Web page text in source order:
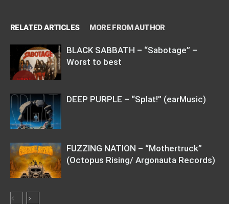
RELATED ARTICLES MORE FROM AUTHOR
BLACK SABBATH – “Sabotage” –
Worst to best
DEEP PURPLE – “Splat!” (earMusic)
FUZZING NATION – “Mothertruck”
(Octopus Rising/ Argonauta Records)